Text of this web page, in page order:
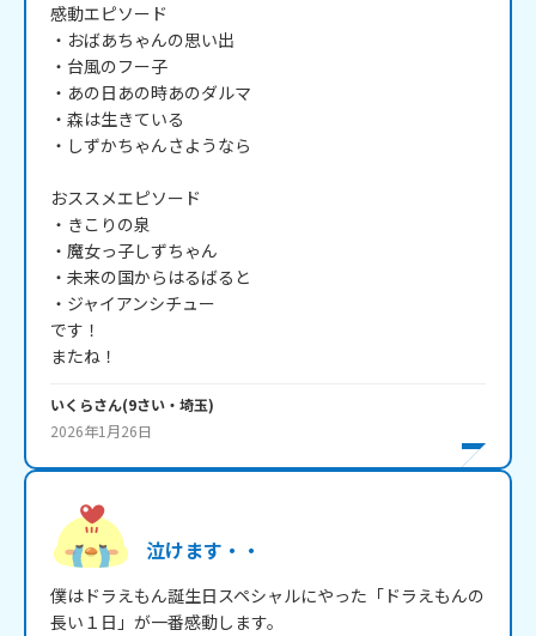
感動エピソード
・おばあちゃんの思い出
・台風のフー子
・あの日あの時あのダルマ
・森は生きている
・しずかちゃんさようなら
おススメエピソード
・きこりの泉
・魔女っ子しずちゃん
・未来の国からはるばると
・ジャイアンシチュー
です！
またね！
いくらさん(9さい・ 埼玉)
2026年1月26日
泣けます・・
僕はドラえもん誕生日スペシャルにやった「ドラえもんの
長い１日」が一番感動します。